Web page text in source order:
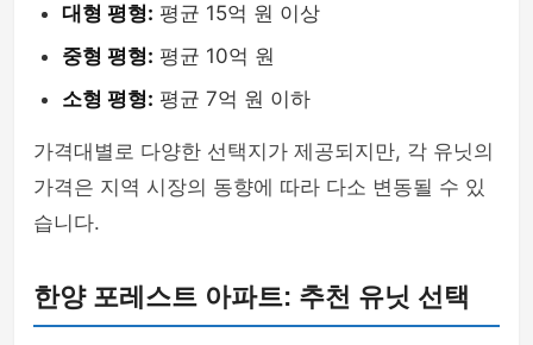
대형 평형: 평균 15억 원 이상
중형 평형: 평균 10억 원
소형 평형: 평균 7억 원 이하
가격대별로 다양한 선택지가 제공되지만, 각 유닛의
가격은 지역 시장의 동향에 따라 다소 변동될 수 있
습니다.
한양 포레스트 아파트: 추천 유닛 선택